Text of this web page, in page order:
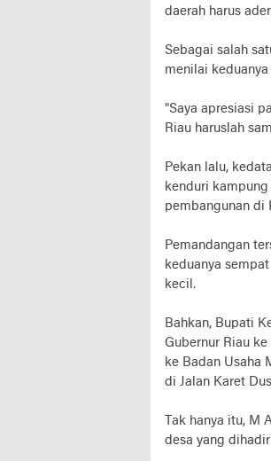
daerah harus
Sebagai salah
menilai
"Saya apresiasi
Riau haruslah
Pekan lalu,
kenduri
pembangunan di
Pemandangan
keduanya
kecil.
Bahkan, Bupati
Gubernur Riau
ke Badan Usaha
di Jalan Karet
Tak hanya itu, M
desa yang